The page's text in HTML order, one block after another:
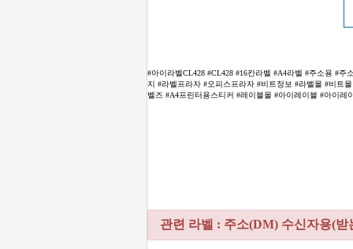
#아이라벨CL428 #CL428 #16칸라벨 #A4라벨 #주소용 #
지 #라벨프라자 #오피스프라자 #비트정보 #라벨몰 #비트
벨즈 #A4프린터용스티커 #레이블몰 #아이레이블 #아이레
관련 라벨 : 주소(DM) 수신자용(받